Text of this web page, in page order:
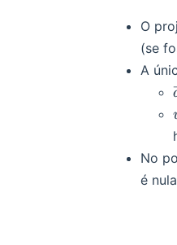
O
(se
A
No
é